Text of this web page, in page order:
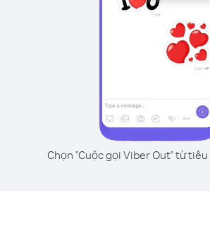
Chọn "Cuộc gọi Viber Out" từ